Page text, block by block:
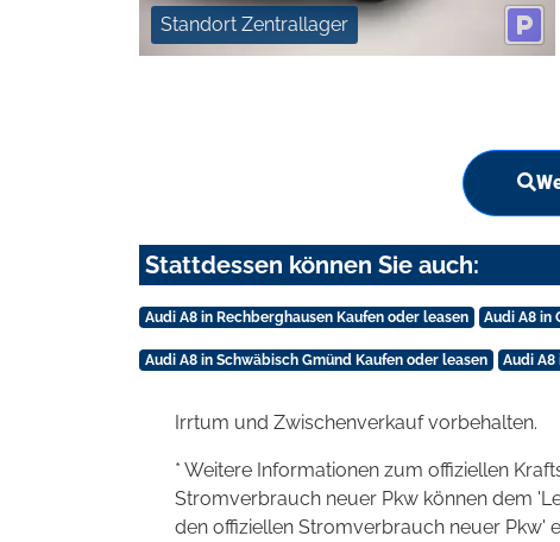
Standort Zentrallager
Stattdessen können Sie auch:
Audi A8 in Rechberghausen Kaufen oder leasen Audi A8 in
Audi A8 in Schwäbisch Gmünd Kaufen oder leasen Audi A8
Irrtum und Zwischenverkauf vorbehalten.
* Weitere Informationen zum offiziellen
Stromverbrauch neuer Pkw können dem
den offiziellen Stromverbrauch neuer Pkw'